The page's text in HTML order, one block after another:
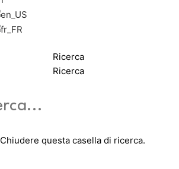
Ricerca
Ricerca
Chiudere questa casella di ricerca.